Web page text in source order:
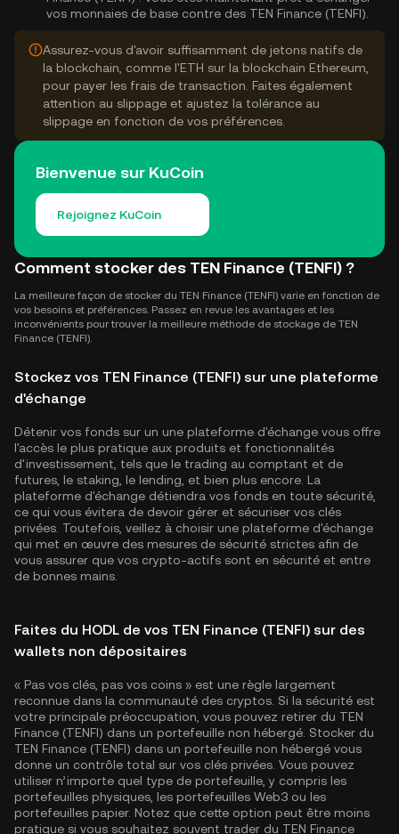
vos monnaies de base contre des TEN Finance (TENFI).
Assurez-vous d'avoir suffisamment de jetons natifs de
la blockchain, comme l'ETH sur la blockchain Ethereum,
pour payer les frais de transaction. Faites également
attention au slippage et ajustez la tolérance au
slippage en fonction de vos préférences.
Bienvenue sur KuCoin
Rejoignez KuCoin
Comment stocker des TEN Finance (TENFI) ?
La meilleure façon de stocker du TEN Finance (TENFI) varie en fonction de
vos besoins et préférences. Passez en revue les avantages et les
inconvénients pour trouver la meilleure méthode de stockage de TEN
Finance (TENFI).
Stockez vos TEN Finance (TENFI) sur une plateforme
d'échange
Détenir vos fonds sur un une plateforme d'échange vous offre
l'accès le plus pratique aux produits et fonctionnalités
d'investissement, tels que le trading au comptant et de
futures, le staking, le lending, et bien plus encore. La
plateforme d'échange détiendra vos fonds en toute sécurité,
ce qui vous évitera de devoir gérer et sécuriser vos clés
privées. Toutefois, veillez à choisir une plateforme d'échange
qui met en œuvre des mesures de sécurité strictes afin de
vous assurer que vos crypto-actifs sont en sécurité et entre
de bonnes mains.
Faites du HODL de vos TEN Finance (TENFI) sur des
wallets non dépositaires
« Pas vos clés, pas vos coins » est une règle largement
reconnue dans la communauté des cryptos. Si la sécurité est
votre principale préoccupation, vous pouvez retirer du TEN
Finance (TENFI) dans un portefeuille non hébergé. Stocker du
TEN Finance (TENFI) dans un portefeuille non hébergé vous
donne un contrôle total sur vos clés privées. Vous pouvez
utiliser n’importe quel type de portefeuille, y compris les
portefeuilles physiques, les portefeuilles Web3 ou les
portefeuilles papier. Notez que cette option peut être moins
pratique si vous souhaitez souvent trader du TEN Finance